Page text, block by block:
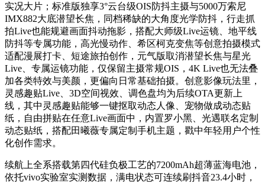
实况大片；标准版独享3°云台级OIS防抖主摄与5000万索尼
IMX882大底潜望长焦，同档稀缺的大角度光学防抖，行走抓
拍Live也能规避画面抖动拖影，搭配大师级Live运镜、地平线
防抖等专属功能，高光慢动作、希区柯克变焦等创意拍摄模式
适配漫展打卡、短途旅拍创作，元气版取消潜望长焦与星光
Live、专属运镜功能，仅保留主摄常规OIS，4K Live也无法叠
加各类特效与美颜，更偏向日常基础拍摄。创意影像玩法里，
灵感趣贴Live、3D空间视效、调色盘均为后续OTA更新上
线，其中灵感趣贴能够一键抠取动态人像、宠物做成动态贴
纸，自由拼贴在任意Live画面中，内置罗小黑、光遇联名定制
动态贴纸，搭配田曦薇专属定制手机主题，戳中年轻用户个性
化创作需求。
续航上全系搭载第四代硅负极工艺的7200mAh超薄蓝海电池，
依托vivo实验室实测数据，满电状态可连续刷抖音23.4小时，